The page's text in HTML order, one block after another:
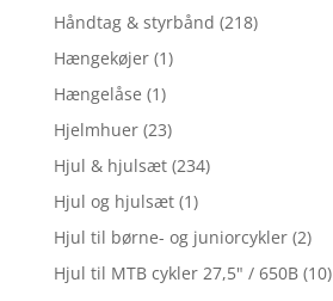
Håndtag & styrbånd (218)
Hængekøjer (1)
Hængelåse (1)
Hjelmhuer (23)
Hjul & hjulsæt (234)
Hjul og hjulsæt (1)
Hjul til børne- og juniorcykler (2)
Hjul til MTB cykler 27,5" / 650B (10)